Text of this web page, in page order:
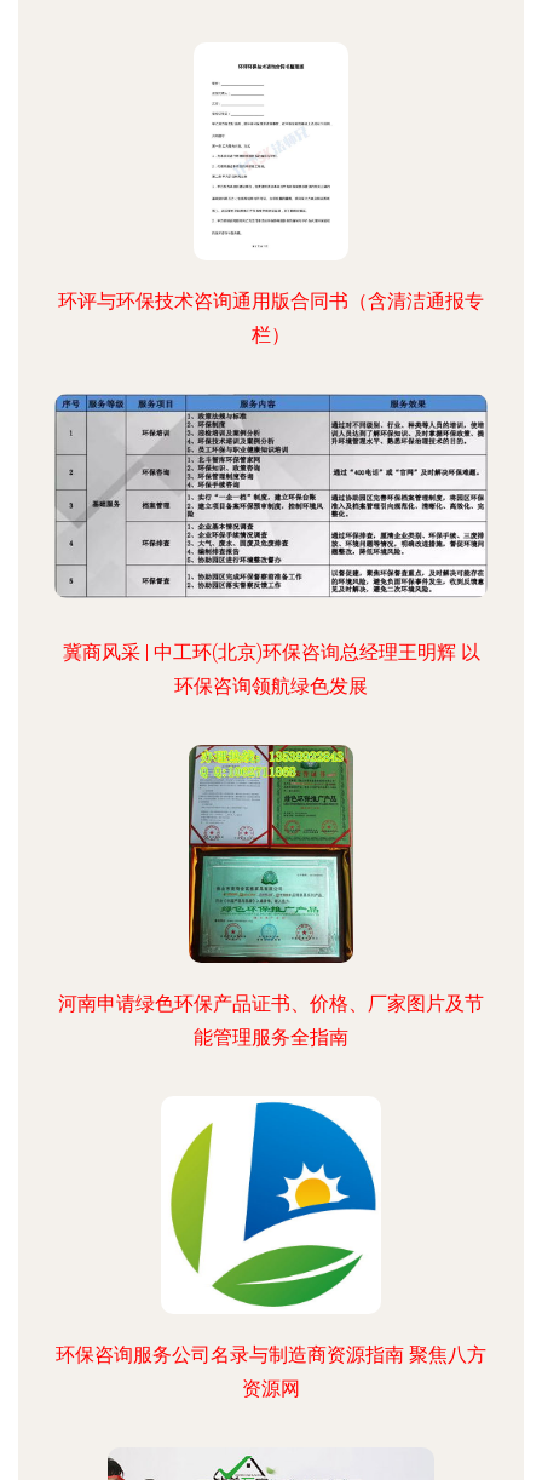
环评与环保技术咨询通用版合同书（含清洁通报专
栏）
冀商风采 | 中工环(北京)环保咨询总经理王明辉 以
环保咨询领航绿色发展
河南申请绿色环保产品证书、价格、厂家图片及节
能管理服务全指南
环保咨询服务公司名录与制造商资源指南 聚焦八方
资源网